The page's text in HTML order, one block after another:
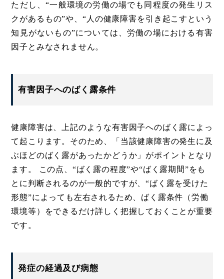
ただし、“一般環境の労働の場でも同程度の発生リス
クがあるもの”や、“人の健康障害を引き起こすという
知見がないもの”については、労働の場における有害
因子とみなされません。
有害因子へのばく露条件
健康障害は、上記のような有害因子へのばく露によっ
て起こります。そのため、「当該健康障害の発生に及
ぶほどのばく露があったかどうか」がポイントとなり
ます。 この点、“ばく露の程度”や“ばく露期間”をも
とに判断されるのが一般的ですが、“ばく露を受けた
形態”によっても左右されるため、ばく露条件（労働
環境等）をできるだけ詳しく把握しておくことが重要
です。
発症の経過及び病態